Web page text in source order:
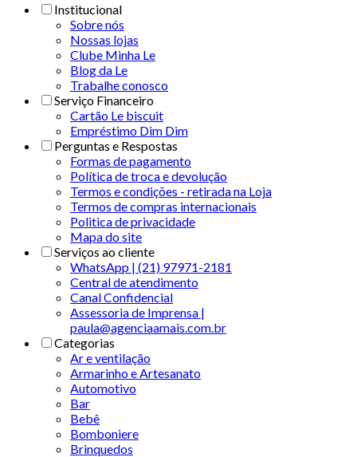
Institucional
Sobre nós
Nossas lojas
Clube Minha Le
Blog da Le
Trabalhe conosco
Serviço Financeiro
Cartão Le biscuit
Empréstimo Dim Dim
Perguntas e Respostas
Formas de pagamento
Política de troca e devolução
Termos e condições - retirada na Loja
Termos de compras internacionais
Politica de privacidade
Mapa do site
Serviços ao cliente
WhatsApp | (21) 97971-2181
Central de atendimento
Canal Confidencial
Assessoria de Imprensa |
paula@agenciaamais.com.br
Categorias
Ar e ventilação
Armarinho e Artesanato
Automotivo
Bar
Bebê
Bomboniere
Brinquedos